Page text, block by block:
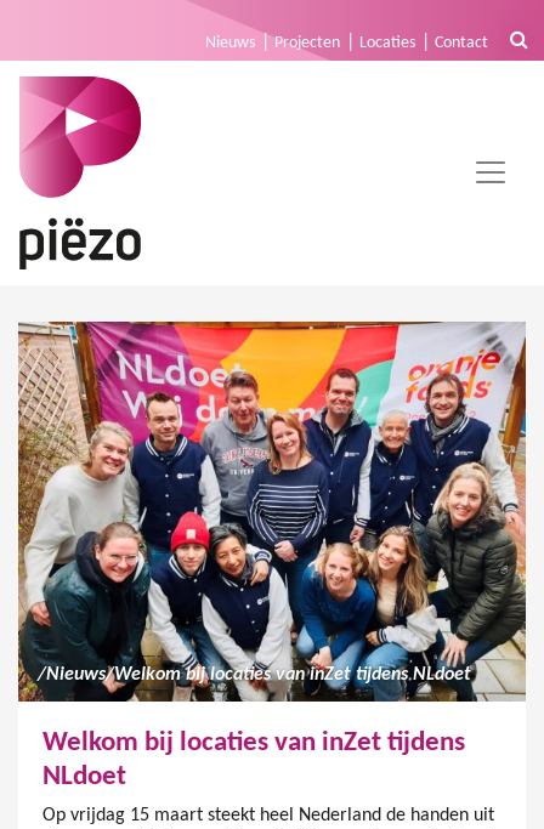
Nieuws Projecten Locaties Contact
/Nieuws/Welkom bij locaties van inZet tijdens NLdoet
Welkom bij locaties van inZet tijdens
NLdoet
Op vrijdag 15 maart steekt heel Nederland de handen uit